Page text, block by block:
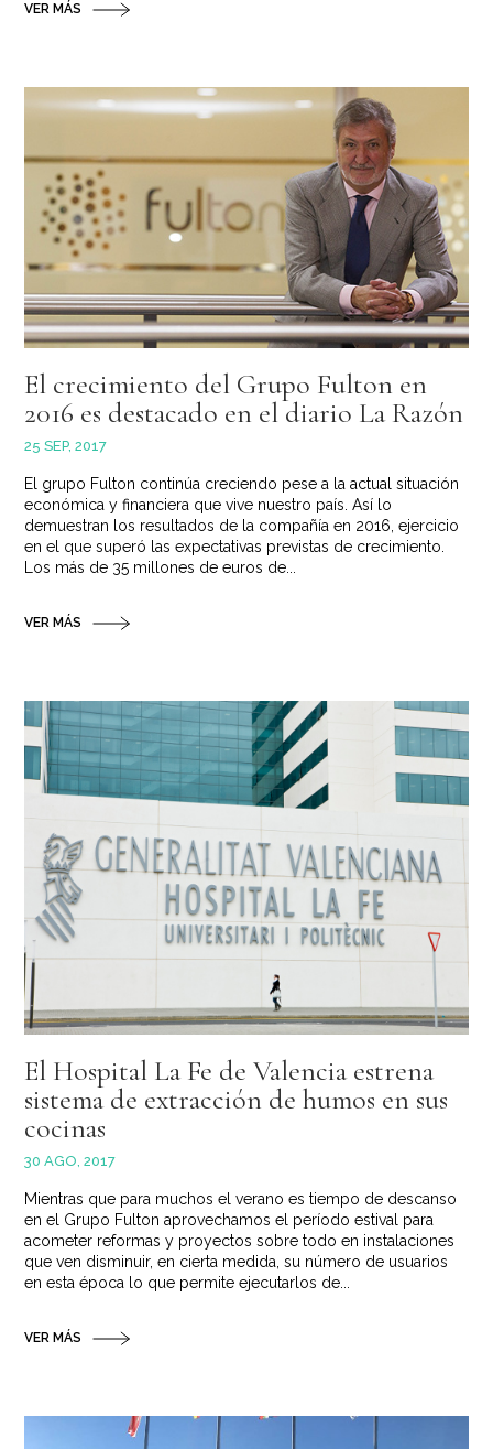
VER MÁS
El crecimiento del Grupo Fulton en
2016 es destacado en el diario La Razón
25 SEP, 2017
El grupo Fulton continúa creciendo pese a la actual situación
económica y financiera que vive nuestro país. Así lo
demuestran los resultados de la compañía en 2016, ejercicio
en el que superó las expectativas previstas de crecimiento.
Los más de 35 millones de euros de...
VER MÁS
El Hospital La Fe de Valencia estrena
sistema de extracción de humos en sus
cocinas
30 AGO, 2017
Mientras que para muchos el verano es tiempo de descanso
en el Grupo Fulton aprovechamos el período estival para
acometer reformas y proyectos sobre todo en instalaciones
que ven disminuir, en cierta medida, su número de usuarios
en esta época lo que permite ejecutarlos de...
VER MÁS